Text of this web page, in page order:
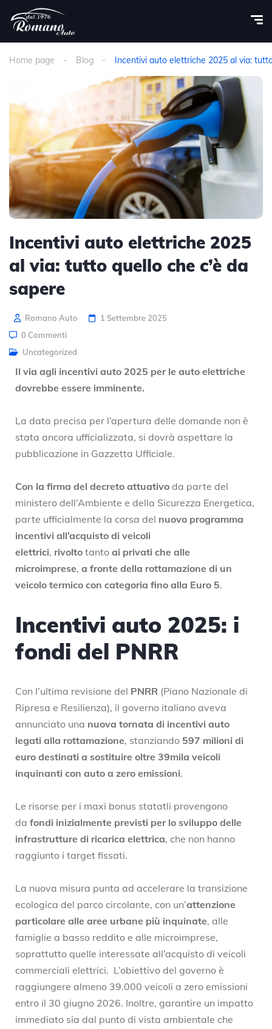
Home page Blog Incentivi auto elettriche 2025 al via:
Incentivi auto elettriche 2025
al via: tutto quello che c’è da
sapere
Romano Auto
1 Settembre 2025
0 Commenti
Uncategorized
Il via agli incentivi auto 2025 per le auto elettriche
dovrebbe essere imminente.
La data precisa per l’apertura delle domande non è
stata ancora ufficializzata, si dovrà aspettare la
pubblicazione in Gazzetta Ufficiale.
Con la firma del decreto attuativo da parte del
ministero dell’Ambiente e della Sicurezza Energetica,
parte ufficialmente la corsa del nuovo programma
incentivi all’acquisto di veicoli
elettrici, rivolto tanto ai privati che alle
microimprese, a fronte della rottamazione di un
veicolo termico con categoria fino alla Euro 5.
Incentivi auto 2025: i
fondi del PNRR
Con l’ultima revisione del PNRR (Piano Nazionale di
Ripresa e Resilienza), il governo italiano aveva
annunciato una nuova tornata di incentivi auto
legati alla rottamazione, stanziando 597 milioni di
euro destinati a sostituire oltre 39mila veicoli
inquinanti con auto a zero emissioni.
Le risorse per i maxi bonus statatli provengono
da fondi inizialmente previsti per lo sviluppo delle
infrastrutture di ricarica elettrica, che non hanno
raggiunto i target fissati.
La nuova misura punta ad accelerare la transizione
ecologica del parco circolante, con un’attenzione
particolare alle aree urbane più inquinate, alle
famiglie a basso reddito e alle microimprese,
soprattutto quelle interessate all’acquisto di veicoli
commerciali elettrici. L’obiettivo del governo è
raggiungere almeno 39.000 veicoli a zero emissioni
entro il 30 giugno 2026. Inoltre, garantire un impatto
immediato sia dal punto di vista ambientale che